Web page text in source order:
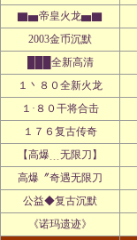
▇▅帝皇火龙▅▇
2003金币沉默
███全新高清
１丶８０全新火龙
１·８０干将合击
１７６复古传奇
【高爆﹍无限刀】
高爆〞奇遇无限刀
公益◆复古沉默
《诺玛遗迹》